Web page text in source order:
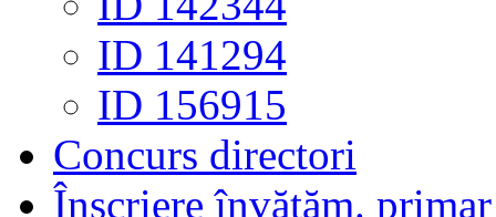
ID 141294
ID 156915
Concurs directori
Înscriere învăţăm. primar